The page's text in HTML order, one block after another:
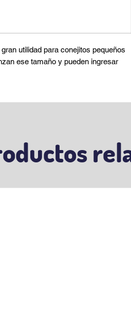
utilidad para conejitos pequeños
ese tamaño y pueden ingresar